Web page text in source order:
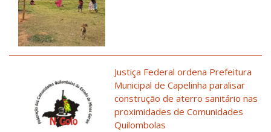
Justiça Federal ordena Prefeitura
Municipal de Capelinha paralisar
construção de aterro sanitário nas
proximidades de Comunidades
Quilombolas